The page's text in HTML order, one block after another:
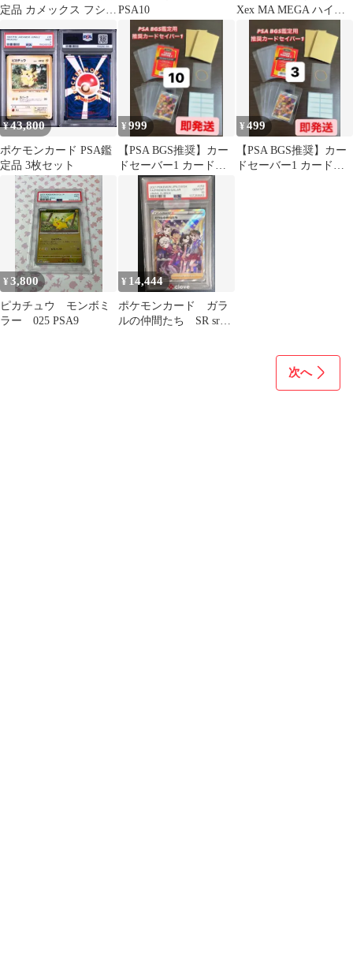
定品 カメックス フシギ
PSA10
Xex MA MEGA ハイク
¥43,800
ポケモンカード PSA鑑
定品 3枚セット
¥999
【PSA BGS推奨】カー
ドセーバー1 カードセ
イバー1 鑑定用キッド
10セット
¥499
【PSA BGS推奨】カー
ドセーバー1 カードセ
¥3,800
ピカチュウ モンボミ
ラー 025 PSA9
¥ 14,444
ポケモンカード ガラ
ルの仲間たち SR sr
次へ